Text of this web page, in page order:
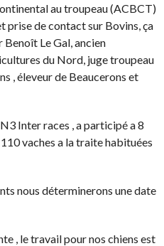
au troupeau (ACBCT)
prise de contact sur Bovins, ça
Benoît Le Gal, ancien
du Nord, juge troupeau
, éleveur de Beaucerons et
Inter races , a participé a 8
vaches a la traite habituées
nous déterminerons une date
, le travail pour nos chiens est